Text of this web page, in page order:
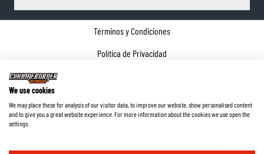
Términos y Condiciones
Política de Privacidad
©2026ChromeBurner - Todos los derechos reservados.
We use cookies
We may place these for analysis of our visitor data, to improve our website, show personalised content
and to give you a great website experience. For more information about the cookies we use open the
settings.